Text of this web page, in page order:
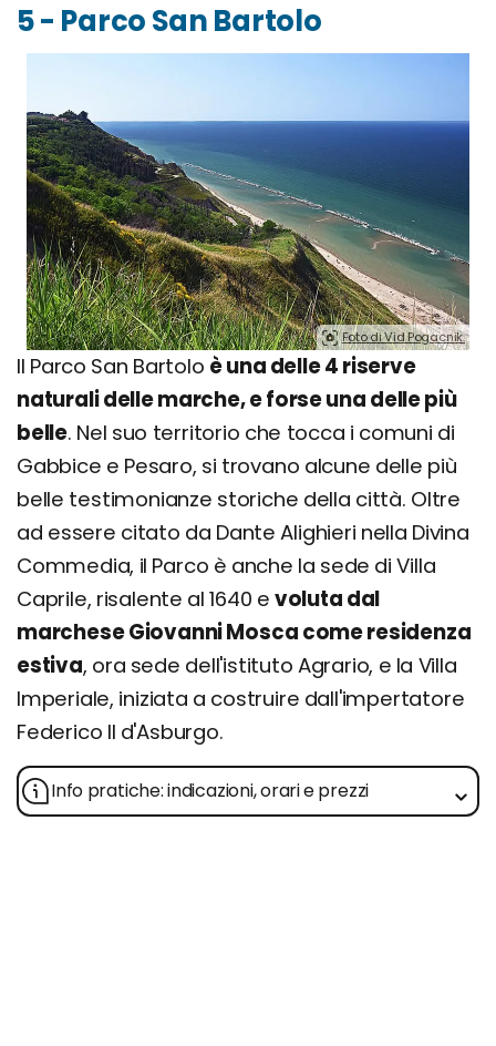
5 - Parco San Bartolo
Foto di Vid Pogacnik.
Il Parco San Bartolo è una delle 4 riserve
naturali delle marche, e forse una delle più
belle. Nel suo territorio che tocca i comuni di
Gabbice e Pesaro, si trovano alcune delle più
belle testimonianze storiche della città. Oltre
ad essere citato da Dante Alighieri nella Divina
Commedia, il Parco è anche la sede di Villa
Caprile, risalente al 1640 e voluta dal
marchese Giovanni Mosca come residenza
estiva, ora sede dell'istituto Agrario, e la Villa
Imperiale, iniziata a costruire dall'impertatore
Federico II d'Asburgo.
Info pratiche: indicazioni, orari e prezzi